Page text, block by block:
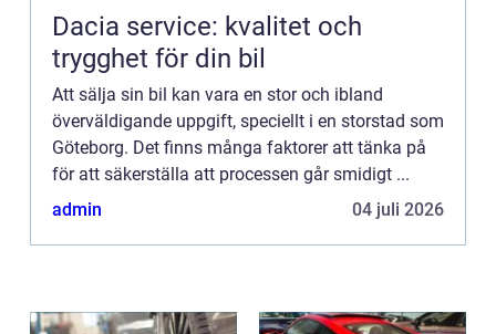
Dacia service: kvalitet och
trygghet för din bil
Att sälja sin bil kan vara en stor och ibland
överväldigande uppgift, speciellt i en storstad som
Göteborg. Det finns många faktorer att tänka på
för att säkerställa att processen går smidigt ...
admin
04 juli 2026